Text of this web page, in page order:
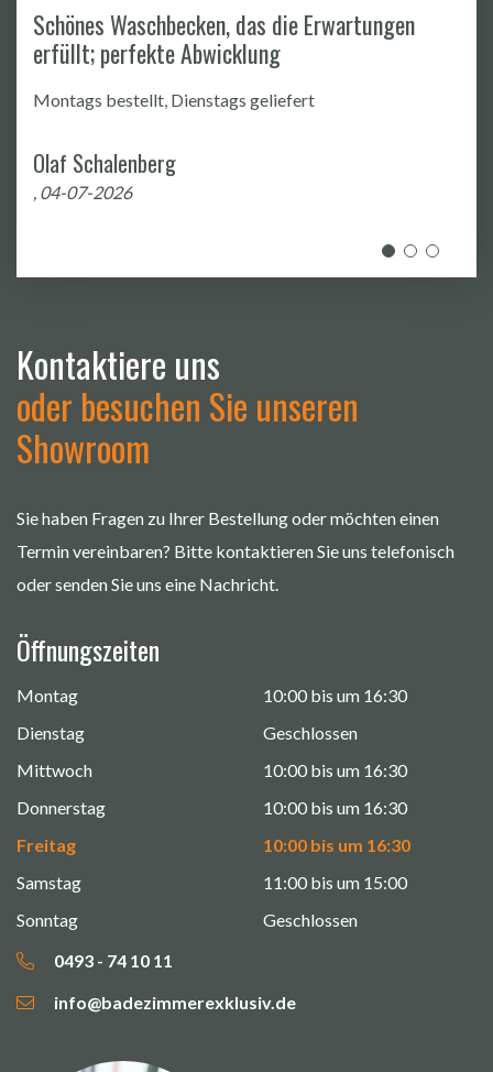
Schönes Waschbecken, das die Erwartungen
erfüllt; perfekte Abwicklung
Montags bestellt, Dienstags geliefert
Olaf Schalenberg
, 04-07-2026
Kontaktiere uns
oder besuchen Sie unseren
Showroom
Sie haben Fragen zu Ihrer Bestellung oder möchten einen
Termin vereinbaren? Bitte kontaktieren Sie uns telefonisch
oder senden Sie uns eine Nachricht.
Öffnungszeiten
Montag
10:00 bis um 16:30
Dienstag
Geschlossen
Mittwoch
10:00 bis um 16:30
Donnerstag
10:00 bis um 16:30
Freitag
10:00 bis um 16:30
Samstag
11:00 bis um 15:00
Sonntag
Geschlossen
0493 - 74 10 11
info@badezimmerexklusiv.de